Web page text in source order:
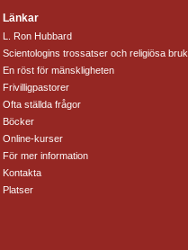
Länkar
L. Ron Hubbard
Scientologins trossatser och religiösa bruk
En röst för mänskligheten
Frivilligpastorer
Ofta ställda frågor
Böcker
Online-kurser
För mer information
Kontakta
Platser